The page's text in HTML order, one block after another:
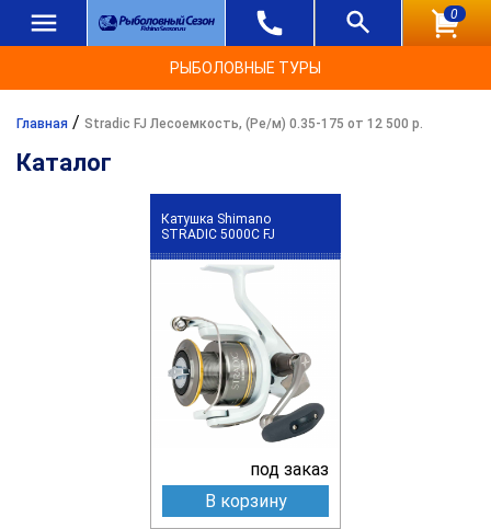
0
РЫБОЛОВНЫЕ ТУРЫ
Главная / Stradic FJ Лесоемкость, (Ре/м) 0.35-175 от 12 500 р.
Каталог
Катушка Shimano
STRADIC 5000C FJ
под заказ
В корзину